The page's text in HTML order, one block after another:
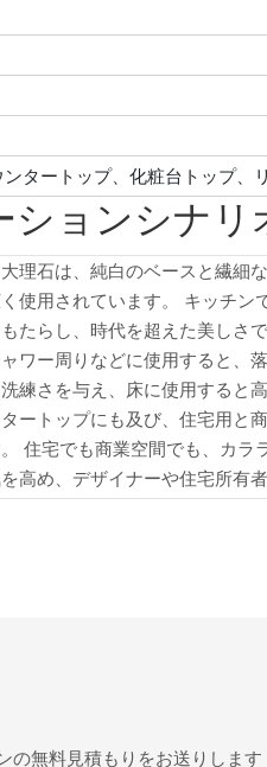
タートップ、化粧台トップ、
ションシナリ
理石は、純白のベースと繊細
使用されています。 キッチン
たらし、時代を超えた美しさ
ワー周りなどに使用すると、
練さを与え、床に使用すると
ートップにも及び、住宅用と
住宅でも商業空間でも、カ
高め、デザイナーや住宅所有
の無料見積もりをお送りします